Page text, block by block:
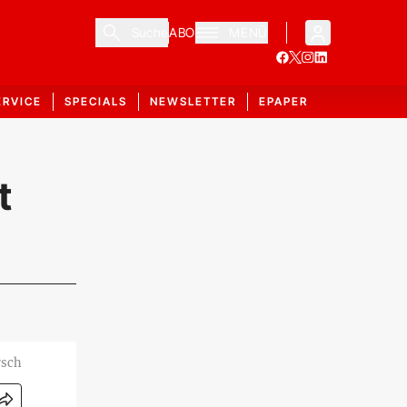
ABO
SPECIALS NEWSLETTER EPAPER